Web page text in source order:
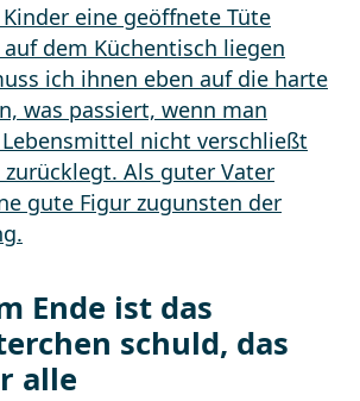
Ende ist das
schuld, das
alle